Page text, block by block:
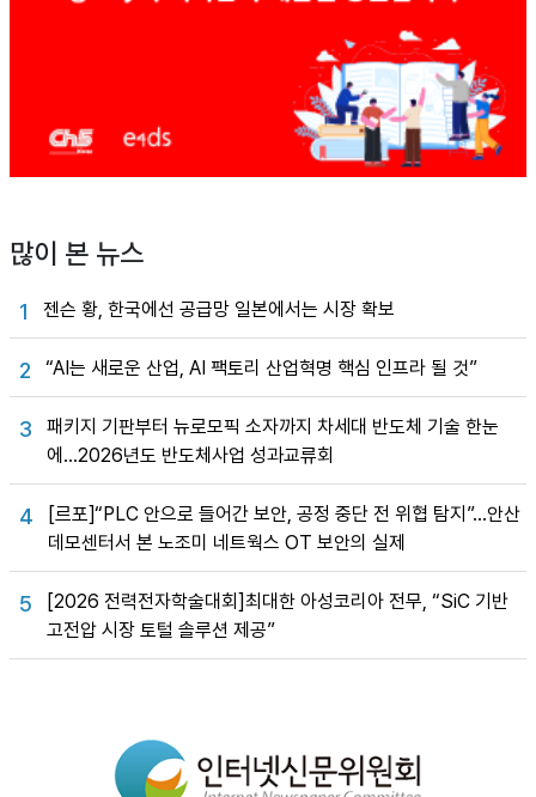
많이 본 뉴스
1 젠슨 황, 한국에선 공급망 일본에서는 시장 확보
2 “AI는 새로운 산업, AI 팩토리 산업혁명 핵심 인프라 될 것”
3
패키지 기판부터 뉴로모픽 소자까지 차세대 반도체 기술 한눈
에…2026년도 반도체사업 성과교류회
4
[르포]“PLC 안으로 들어간 보안, 공정 중단 전 위협 탐지”…안산
데모센터서 본 노조미 네트웍스 OT 보안의 실제
5
[2026 전력전자학술대회]최대한 아성코리아 전무, “SiC 기반
고전압 시장 토털 솔루션 제공”